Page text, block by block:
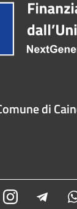
di
Instagram